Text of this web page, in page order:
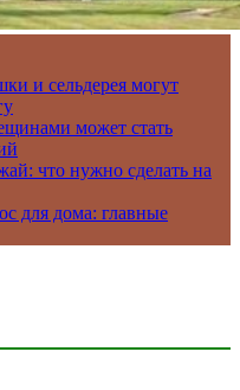
и сельдерея могут
может стать
что нужно сделать на
для дома: главные